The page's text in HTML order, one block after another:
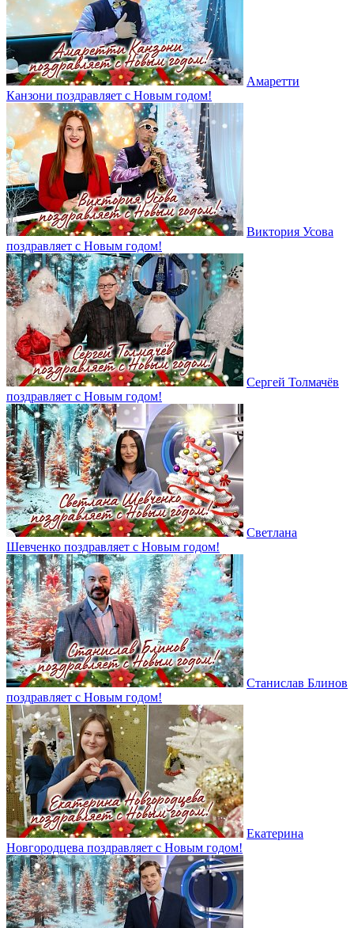
Амаретти
Канзони поздравляет с Новым годом!
Виктория Усова
поздравляет с Новым годом!
Сергей Толмачёв
поздравляет с Новым годом!
Светлана
Шевченко поздравляет с Новым годом!
Станислав Блинов
поздравляет с Новым годом!
Екатерина
Новгородцева поздравляет с Новым годом!